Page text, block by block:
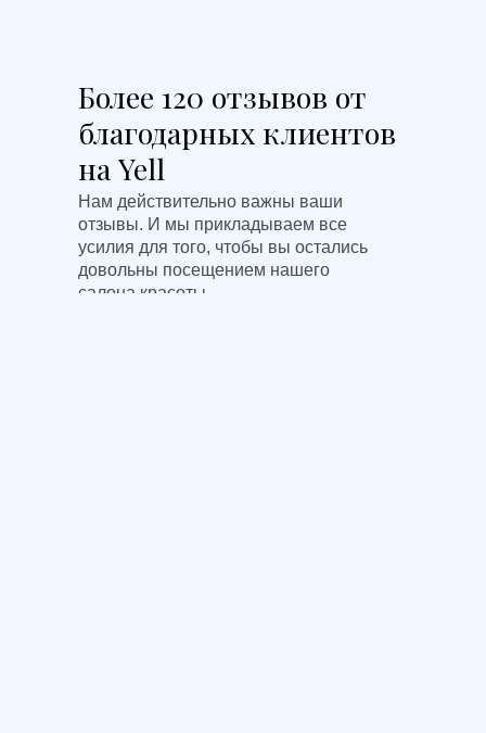
Более 120 отзывов от
благодарных клиентов
на Yell
Нам действительно важны ваши
отзывы. И мы прикладываем все
усилия для того, чтобы вы остались
довольны посещением нашего
салона красоты.